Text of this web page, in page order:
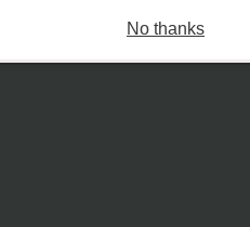
No thanks